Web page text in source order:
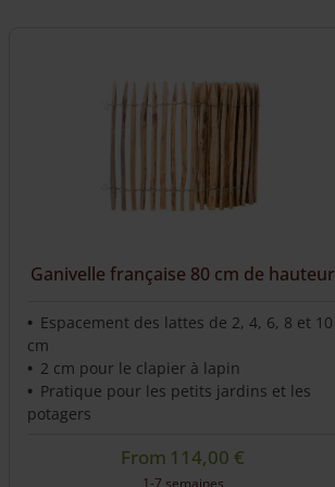
Ganivelle française 80 cm de hauteur
Espacement des lattes de 2, 4, 6, 8 et 10
cm
2 cm pour le clapier à lapin
Pratique pour les petits jardins et les
potagers
From 114,00€
1-7 semaines